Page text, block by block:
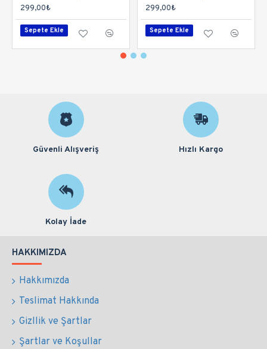
299,00₺
Sepete Ekle
299,00₺
Sepete Ekle
Güvenli Alışveriş Hızlı Kargo
Kolay İade
HAKKIMIZDA
Hakkımızda
Teslimat Hakkında
Gizllik ve Şartlar
Şartlar ve Koşullar